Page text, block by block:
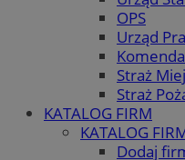
OPS
Urząd
Straż
Straż
KATALOG FIRM
KATALOG
Dodaj